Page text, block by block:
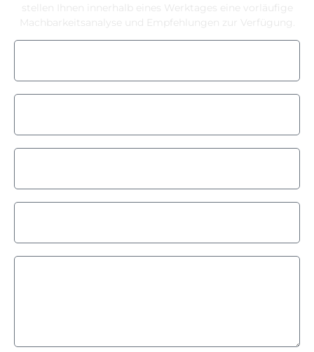
stellen Ihnen innerhalb eines Werktages eine vorläufige
Machbarkeitsanalyse und Empfehlungen zur Verfügung.